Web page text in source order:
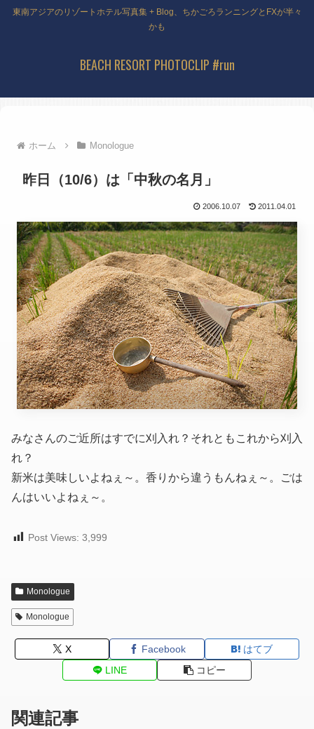
東南アジアのリゾートホテル写真集 + Blog、ちかごろランニングとFXが半々
かも
BEACH RESORT PHOTOCLIP #run
ホーム Monologue
昨日（10/6）は「中秋の名月」
2006.10.07 2011.04.01
みなさんのご近所はすでに刈入れ？それともこれから刈入
れ？
新米は美味しいよねぇ～。香りから違うもんねぇ～。ごは
んはいいよねぇ～。
Post Views: 3,999
Monologue
Monologue
X Facebook
はてブ
LINE
コピー
関連記事